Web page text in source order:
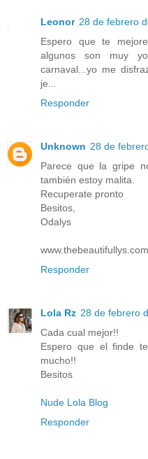
Leonor 28 de febrero
Espero que te
algunos son muy
carnaval...yo me
je...
Responder
Unknown 28 de
Parece que la gripe
también estoy malita.
Recuperate pronto
Besitos,
Odalys
www.thebeautifullys.com
Responder
Lola Rz 28 de febrero
Cada cual mejor!!
Espero que el finde
mucho!!
Besitos
Nude Lola Blog
Responder